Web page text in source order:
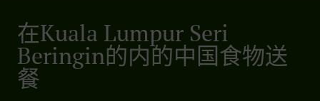
在Kuala Lumpur Seri
Beringin的内的中国食物送
餐